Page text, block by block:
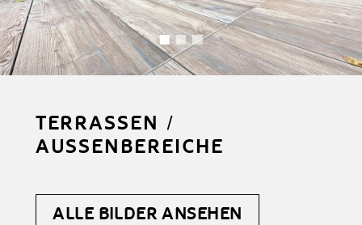
TERRASSEN /
AUSSENBEREICHE
ALLE BILDER ANSEHEN